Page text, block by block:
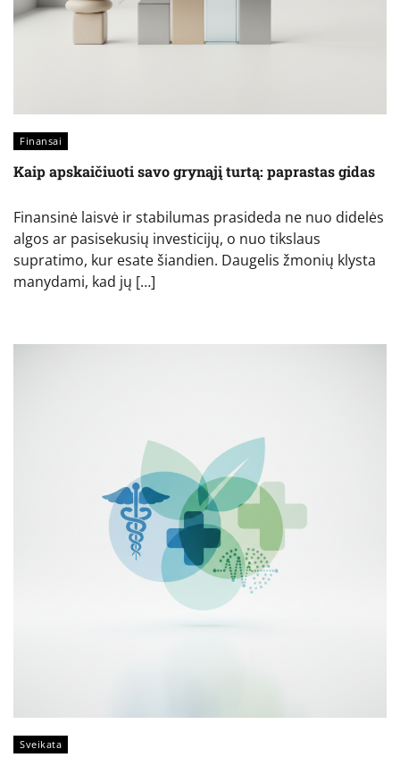
Finansai
Kaip apskaičiuoti savo grynąjį turtą: paprastas gidas
Finansinė laisvė ir stabilumas prasideda ne nuo didelės
algos ar pasisekusių investicijų, o nuo tikslaus
supratimo, kur esate šiandien. Daugelis žmonių klysta
manydami, kad jų […]
Sveikata